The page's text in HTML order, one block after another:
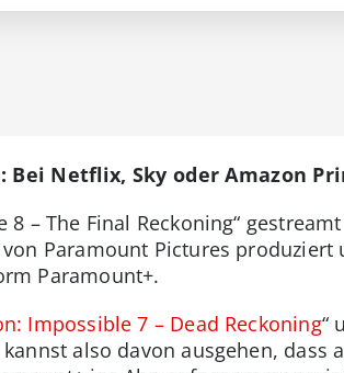
Netflix, Sky oder Amazon
8 – The Final Reckoning“
Paramount Pictures
Paramount+.
Impossible 7 – Dead Reckoning“
also davon ausgehen, dass